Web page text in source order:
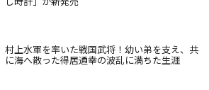
村上水軍を率いた戦国武将！幼い弟を支え、共
に海へ散った得居通幸の波乱に満ちた生涯